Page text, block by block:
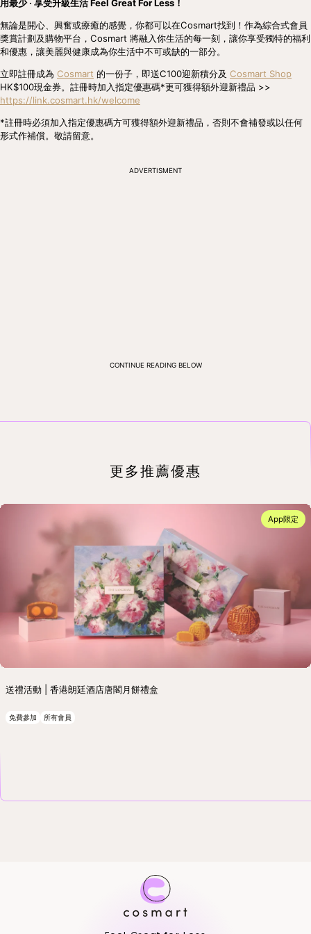
用最少 ‧ 享受升級生活 Feel Great For Less！
無論是開心、興奮或療癒的感覺，你都可以在Cosmart找到！作為綜合式會員
獎賞計劃及購物平台，Cosmart 將融入你生活的每一刻，讓你享受獨特的福利
和優惠，讓美麗與健康成為你生活中不可或缺的一部分。
立即註冊成為 Cosmart 的一份子，即送C100迎新積分及 Cosmart Shop
https://link.cosmart.hk/welcome
*註冊時必須加入指定優惠碼方可獲得額外迎新禮品，否則不會補發或以任何
形式作補償。敬請留意。
ADVERTISMENT
CONTINUE READING BELOW
更多推薦優惠
App限定
送禮活動 | 香港朗廷酒店唐閣月餅禮盒
免費參加 所有會員